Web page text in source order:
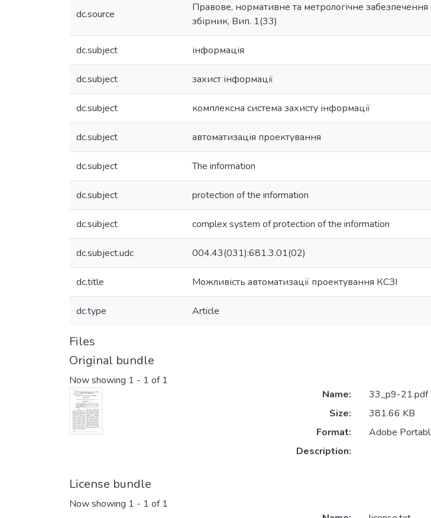
dc.source
Правове, нормативне та метрологічне забезпечення
збірник, Вип. 1(33)
dc.subject інформація
dc.subject захист інформації
dc.subject комплексна система захисту інформації
dc.subject автоматизація проектування
dc.subject The information
dc.subject protection of the information
dc.subject complex system of protection of the information
dc.subject.udc 004.43(031):681.3.01(02)
dc.title Можливість автоматизації проектування КСЗІ
dc.type Article
Files
Original bundle
Now showing 1 - 1 of 1
Name:
33_p9-21.pdf
Size:
381.66 KB
Format:
Adobe
Description:
License bundle
Now showing 1 - 1 of 1